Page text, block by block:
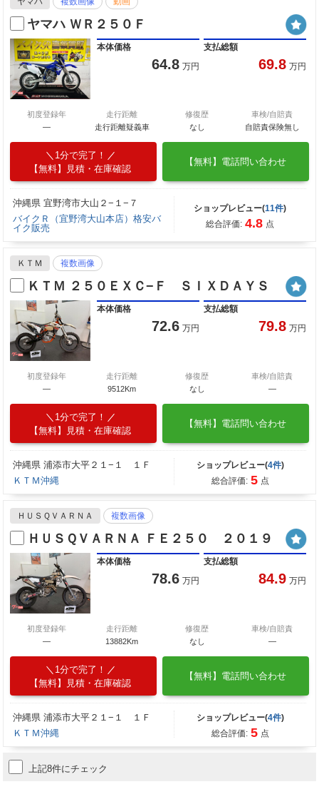
ヤマハ ＷＲ２５０Ｆ
本体価格
64.8 万円
支払総額
69.8 万円
初度登録年
―
走行距離
走行距離疑義車
修復歴
なし
車検/自賠責
自賠責保険無し
1分で完了！
【無料】見積・在庫確認
【無料】電話問い合わせ
沖縄県 宜野湾市大山２−１−７
バイクＲ（宜野湾大山本店）格安バ
イク販売
ショップレビュー(11件)
総合評価: 4.8 点
ＫＴＭ 複数画像
ＫＴＭ ２５０ＥＸＣ−Ｆ ＳＩＸＤＡＹＳ
本体価格
72.6 万円
支払総額
79.8 万円
初度登録年
―
走行距離
9512Km
修復歴
なし
車検/自賠責
―
1分で完了！
【無料】見積・在庫確認
【無料】電話問い合わせ
沖縄県 浦添市大平２１−１ １Ｆ
ＫＴＭ沖縄
ショップレビュー(4件)
総合評価: 5 点
ＨＵＳＱＶＡＲＮＡ 複数画像
ＨＵＳＱＶＡＲＮＡ ＦＥ２５０ ２０１９
本体価格
78.6 万円
支払総額
84.9 万円
初度登録年
―
走行距離
13882Km
修復歴
なし
車検/自賠責
―
1分で完了！
【無料】見積・在庫確認
【無料】電話問い合わせ
沖縄県 浦添市大平２１−１ １Ｆ
ＫＴＭ沖縄
ショップレビュー(4件)
総合評価: 5 点
上記8件にチェック